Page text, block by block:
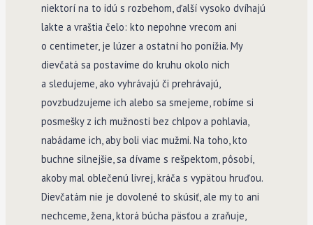
niektorí na to idú s rozbehom, ďalší vysoko dvíhajú
lakte a vraštia čelo: kto nepohne vrecom ani
o centimeter, je lúzer a ostatní ho ponížia. My
dievčatá sa postavíme do kruhu okolo nich
a sledujeme, ako vyhrávajú či prehrávajú,
povzbudzujeme ich alebo sa smejeme, robíme si
posmešky z ich mužnosti bez chlpov a pohlavia,
nabádame ich, aby boli viac mužmi. Na toho, kto
buchne silnejšie, sa dívame s rešpektom, pôsobí,
akoby mal oblečenú livrej, kráča s vypätou hruďou.
Dievčatám nie je dovolené to skúsiť, ale my to ani
nechceme, žena, ktorá búcha päsťou a zraňuje,